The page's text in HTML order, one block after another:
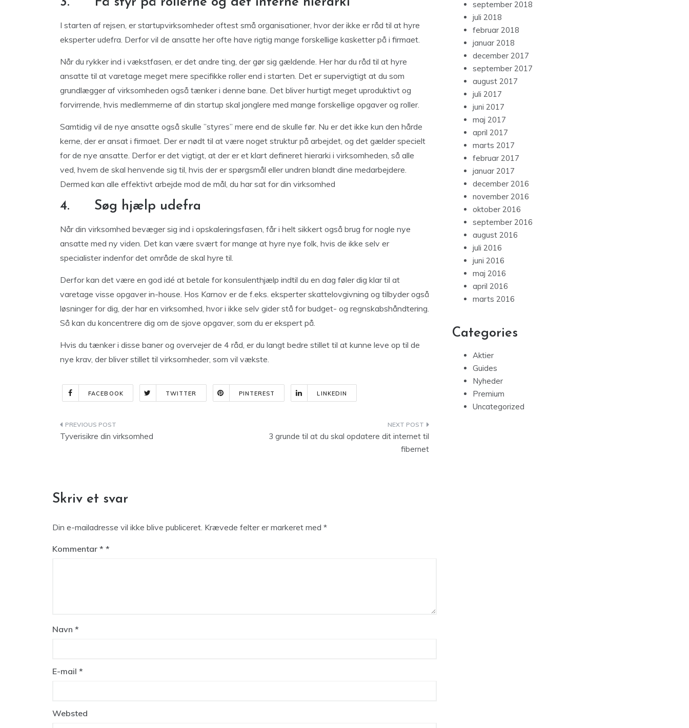
I starten af rejsen, er startupvirksomheder oftest små organisationer, hvor der ikke er råd til at hyre
eksperter udefra. Derfor vil de ansatte her ofte have rigtig mange forskellige kasketter på i firmaet.
Når du rykker ind i vækstfasen, er det andre ting, der gør sig gældende. Her har du råd til at hyre
ansatte til at varetage meget mere specifikke roller end i starten. Det er supervigtigt at du som
grundlægger af virksomheden også tænker i denne bane. Det bliver hurtigt meget uproduktivt og
forvirrende, hvis medlemmerne af din startup skal jonglere med mange forskellige opgaver og roller.
Samtidig vil de nye ansatte også skulle ”styres” mere end de skulle før. Nu er det ikke kun den hårde
kerne, der er ansat i firmaet. Der er nødt til at være noget struktur på arbejdet, og det gælder specielt
for de nye ansatte. Derfor er det vigtigt, at der er et klart defineret hierarki i virksomheden, så alle
ved, hvem de skal henvende sig til, hvis der er spørgsmål eller undren blandt dine medarbejdere.
Dermed kan alle effektivt arbejde mod de mål, du har sat for din virksomhed
4. Søg hjælp udefra
Når din virksomhed bevæger sig ind i opskaleringsfasen, får i helt sikkert også brug for nogle nye
ansatte med ny viden. Det kan være svært for mange at hyre nye folk, hvis de ikke selv er
specialister indenfor det område de skal hyre til.
Derfor kan det være en god idé at betale for konsulenthjælp indtil du en dag føler dig klar til at
varetage visse opgaver in-house. Hos Karnov er de f.eks. eksperter skattelovgivning og tilbyder også
løsninger for dig, der har en virksomhed, hvor i ikke selv gider stå for budget- og regnskabshåndtering.
Så kan du koncentrere dig om de sjove opgaver, som du er ekspert på.
Hvis du tænker i disse baner og overvejer de 4 råd, er du langt bedre stillet til at kunne leve op til de
nye krav, der bliver stillet til virksomheder, som vil vækste.
FACEBOOK TWITTER PINTEREST LINKEDIN
Indlægsnavigation
Tyverisikre din virksomhed
3 grunde til at du skal opdatere dit internet til
fibernet
Skriv et svar
Din e-mailadresse vil ikke blive publiceret. Krævede felter er markeret med *
Kommentar *
Navn *
E-mail *
Websted
september 2018
juli 2018
februar 2018
januar 2018
december 2017
september 2017
august 2017
juli 2017
juni 2017
maj 2017
april 2017
marts 2017
februar 2017
januar 2017
december 2016
november 2016
oktober 2016
september 2016
august 2016
juli 2016
juni 2016
maj 2016
april 2016
marts 2016
Categories
Aktier
Guides
Nyheder
Premium
Uncategorized